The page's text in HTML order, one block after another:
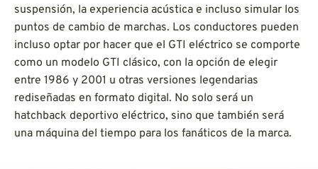
suspensión, la experiencia acústica e incluso simular los
puntos de cambio de marchas. Los conductores pueden
incluso optar por hacer que el GTI eléctrico se comporte
como un modelo GTI clásico, con la opción de elegir
entre 1986 y 2001 u otras versiones legendarias
rediseñadas en formato digital. No solo será un
hatchback deportivo eléctrico, sino que también será
una máquina del tiempo para los fanáticos de la marca.